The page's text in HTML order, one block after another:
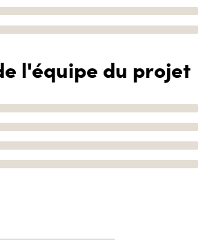
l'équipe du projet